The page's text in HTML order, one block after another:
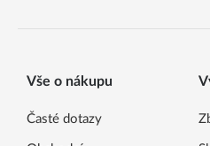
Vše o nákupu
Časté dotazy